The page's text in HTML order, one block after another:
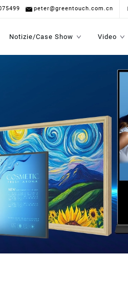
peter@greentouch.com.cn
Notizie/Case Show Video